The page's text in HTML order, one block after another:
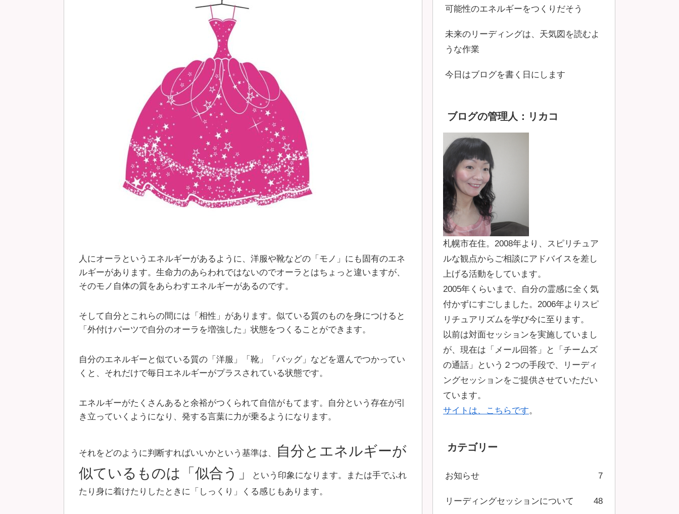
人にオーラというエネルギーがあるように、洋服や靴などの「モノ」にも固有のエネ
ルギーがあります。生命力のあらわれではないのでオーラとはちょっと違いますが、
そのモノ自体の質をあらわすエネルギーがあるのです。
そして自分とこれらの間には「相性」があります。似ている質のものを身につけると
「外付けパーツで自分のオーラを増強した」状態をつくることができます。
自分のエネルギーと似ている質の「洋服」「靴」「バッグ」などを選んでつかってい
くと、それだけで毎日エネルギーがプラスされている状態です。
エネルギーがたくさんあると余裕がつくられて自信がもてます。自分という存在が引
き立っていくようになり、発する言葉に力が乗るようになります。
それをどのように判断すればいいかという基準は、
自分とエネルギーが
似ているものは「似合う」
という印象になります。または手でふれ
たり身に着けたりしたときに「しっくり」くる感じもあります。
可能性のエネルギーをつくりだそう
未来のリーディングは、天気図を読むよ
うな作業
今日はブログを書く日にします
ブログの管理人：リカコ
札幌市在住。2008年より、スピリチュア
ルな観点からご相談にアドバイスを差し
上げる活動をしています。
2005年くらいまで、自分の霊感に全く気
付かずにすごしました。2006年よりスピ
リチュアリズムを学び今に至ります。
以前は対面セッションを実施していまし
が、現在は「メール回答」と「チームズ
の通話」という２つの手段で、リーディ
ングセッションをご提供させていただい
ています。
サイトは、こちらです。
カテゴリー
お知らせ 7
リーディングセッションについて 48